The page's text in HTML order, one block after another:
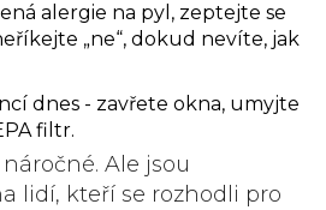
alergie na pyl, zeptejte se
„ne“, dokud nevíte, jak
dnes - zavřete okna, umyjte
filtr.
Ale jsou
lidí, kteří se rozhodli pro